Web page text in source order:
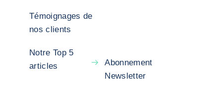
Témoignages de
nos clients
Notre Top 5
articles
Abonnement
Newsletter